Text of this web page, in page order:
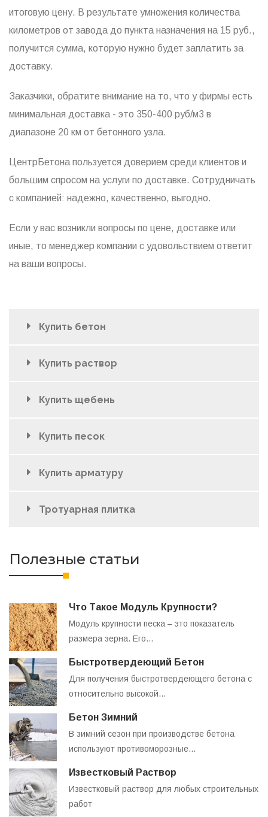
итоговую цену. В результате умножения количества
километров от завода до пункта назначения на 15 руб.,
получится сумма, которую нужно будет заплатить за
доставку.
Заказчики, обратите внимание на то, что у фирмы есть
минимальная доставка - это 350-400 руб/м3 в
диапазоне 20 км от бетонного узла.
ЦентрБетона пользуется доверием среди клиентов и
большим спросом на услуги по доставке. Сотрудничать
с компанией: надежно, качественно, выгодно.
Если у вас возникли вопросы по цене, доставке или
иные, то менеджер компании с удовольствием ответит
на ваши вопросы.
Купить бетон
Купить раствор
Купить щебень
Купить песок
Купить арматуру
Тротуарная плитка
Полезные статьи
Что Такое Модуль Крупности?
Модуль крупности песка – это показатель
размера зерна. Его…
Быстротвердеющий Бетон
Для получения быстротвердеющего бетона с
относительно высокой…
Бетон Зимний
В зимний сезон при производстве бетона
используют противоморозные…
Известковый Раствор
Известковый раствор для любых строительных
работ